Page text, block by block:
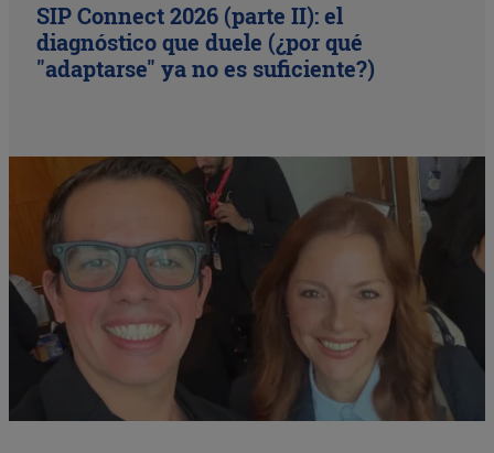
SIP Connect 2026 (parte II): el
diagnóstico que duele (¿por qué
"adaptarse" ya no es suficiente?)